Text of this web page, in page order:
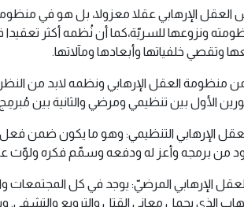
العقل الإرهابي عقلا معزولا، بل هو في
ونزوعها للسريّة،كما أن نُظمه أكثر
وتقصي خلفياتها وأبعادها ومآلاتها.
منظومة العقل الإرهابي ونظمه لابد من
الأول بين تنظيمي ومرضي والثانية بين
الإرهابي التنظيمي: وهو ما يكون ضمن
من برمجه وأعز له ودفعه وسمّم فكره ولوّث
الإرهابي المرضيّ: يوجد في كل
الذي يحمل معاني القتل والترويع